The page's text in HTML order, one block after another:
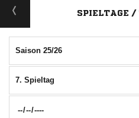
SPIELTAGE /
Saison 25/26
7. Spieltag